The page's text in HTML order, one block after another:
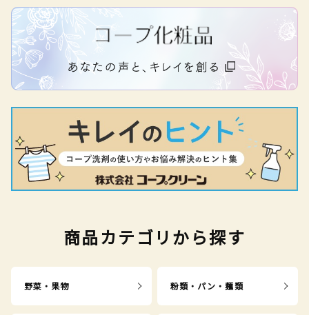
商品カテゴリから探す
野菜・果物 粉類・パン・麺類